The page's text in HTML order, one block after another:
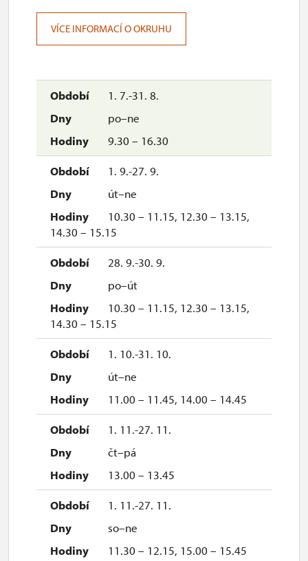
1. 7.-31. 8.
po–ne
9.30 – 16.30
1. 9.-27. 9.
út–ne
10.30 – 11.15, 12.30 – 13.15,
14.30 – 15.15
28. 9.-30. 9.
po–út
10.30 – 11.15, 12.30 – 13.15,
14.30 – 15.15
1. 10.-31. 10.
út–ne
11.00 – 11.45, 14.00 – 14.45
1. 11.-27. 11.
čt–pá
13.00 – 13.45
1. 11.-27. 11.
so–ne
11.30 – 12.15, 15.00 – 15.45
VÍCE INFORMACÍ O OKRUHU